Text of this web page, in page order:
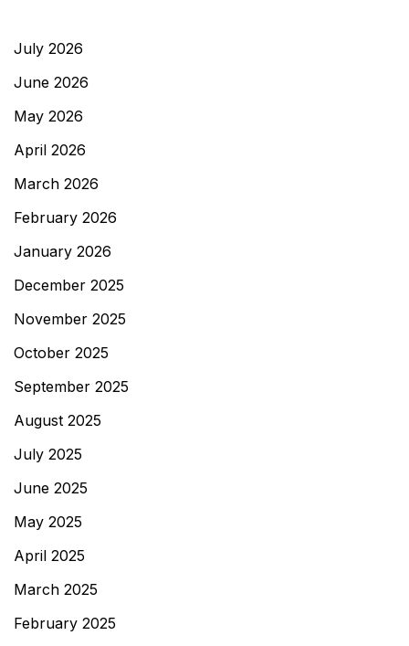
July 2026
June 2026
May 2026
April 2026
March 2026
February 2026
January 2026
December 2025
November 2025
October 2025
September 2025
August 2025
July 2025
June 2025
May 2025
April 2025
March 2025
February 2025